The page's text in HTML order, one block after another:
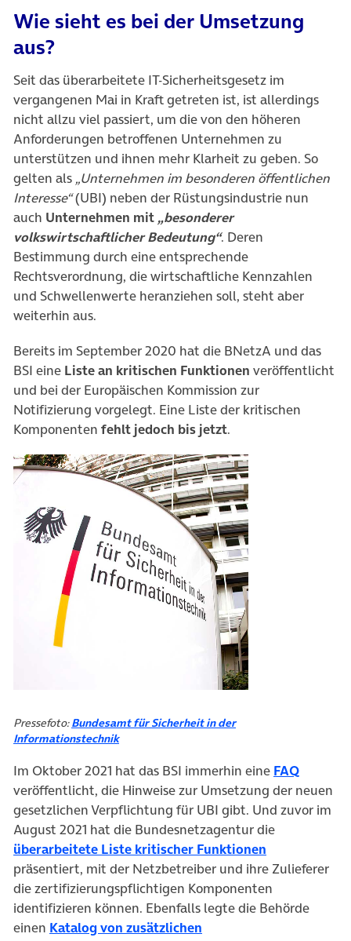
Wie sieht es bei der Umsetzung
aus?
Seit das überarbeitete IT-Sicherheitsgesetz im
vergangenen Mai in Kraft getreten ist, ist allerdings
nicht allzu viel passiert, um die von den höheren
Anforderungen betroffenen Unternehmen zu
unterstützen und ihnen mehr Klarheit zu geben. So
gelten als „Unternehmen im besonderen öffentlichen
Interesse“(UBI) neben der Rüstungsindustrie nun
auch Unternehmen mit „besonderer
volkswirtschaftlicher Bedeutung“. Deren
Bestimmung durch eine entsprechende
Rechtsverordnung, die wirtschaftliche Kennzahlen
und Schwellenwerte heranziehen soll, steht aber
weiterhin aus.
Bereits im September 2020 hat die BNetzA und das
BSI eine Liste an kritischen Funktionen veröffentlicht
und bei der Europäischen Kommission zur
Notifizierung vorgelegt. Eine Liste der kritischen
Komponenten fehlt jedoch bis jetzt.
Pressefoto:Bundesamt für Sicherheit in der
Informationstechnik
Im Oktober 2021 hat das BSI immerhin eine FAQ(öffnet
veröffentlicht, die Hinweise zur Umsetzung der neuen
gesetzlichen Verpflichtung für UBI gibt. Und zuvor im
August 2021 hat die Bundesnetzagentur die
überarbeitete Liste kritischer Funktionen
präsentiert, mit der Netzbetreiber und ihre Zulieferer
die zertifizierungspflichtigen Komponenten
identifizieren können. Ebenfalls legte die Behörde
einen Katalog von zusätzlichen